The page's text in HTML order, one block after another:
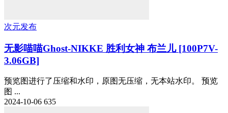
次元发布
无影喵喵Ghost-NIKKE 胜利女神 布兰儿 [100P7V-
3.06GB]
预览图进行了压缩和水印，原图无压缩，无本站水印。 预览
图 ...
2024-10-06 635